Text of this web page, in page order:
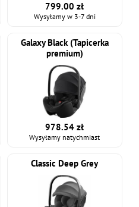
799.00 zł
Wysyłamy w 3-7 dni
Galaxy Black (Tapicerka
premium)
978.54 zł
Wysyłamy natychmiast
Classic Deep Grey